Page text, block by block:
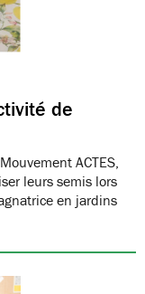
de
ACTES,
leurs semis lors
en jardins